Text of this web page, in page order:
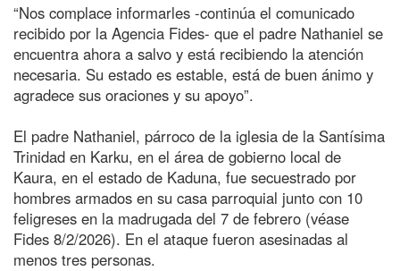
“Nos complace informarles -continúa el comunicado
recibido por la Agencia Fides- que el padre Nathaniel se
encuentra ahora a salvo y está recibiendo la atención
necesaria. Su estado es estable, está de buen ánimo y
agradece sus oraciones y su apoyo”.
El padre Nathaniel, párroco de la iglesia de la Santísima
Trinidad en Karku, en el área de gobierno local de
Kaura, en el estado de Kaduna, fue secuestrado por
hombres armados en su casa parroquial junto con 10
feligreses en la madrugada del 7 de febrero (véase
Fides 8/2/2026). En el ataque fueron asesinadas al
menos tres personas.